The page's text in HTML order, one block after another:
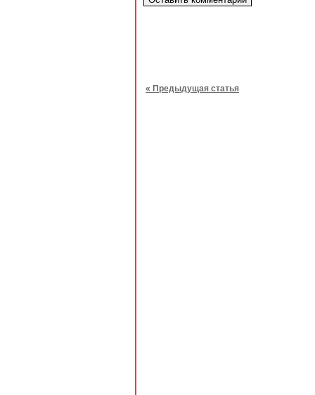
« Предыдущая статья